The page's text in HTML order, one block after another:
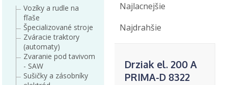
Vozíky a rudle na
fľaše
Špecializované stroje
Zváracie traktory
(automaty)
Zvaranie pod tavivom
- SAW
Sušičky a zásobníky
Najlacnejšie
Najdrahšie
Drziak el. 200 A
PRIMA-D 8322